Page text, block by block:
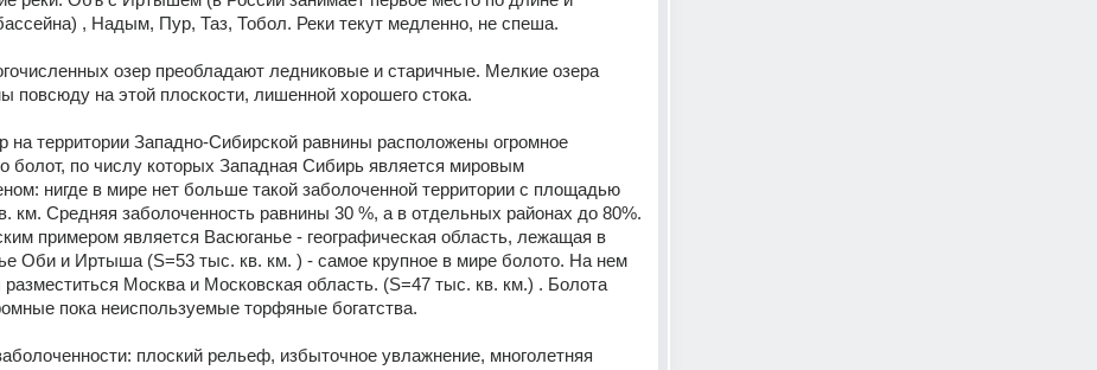
, Надым, Пур, Таз, Тобол. Реки текут медленно, не спеша.
озер преобладают ледниковые и старичные. Мелкие озера
повсюду на этой плоскости, лишенной хорошего стока.
на территории Западно-Сибирской равнины расположены огромное
болот, по числу которых Западная Сибирь является мировым
нигде в мире нет больше такой заболоченной территории с площадью
км. Средняя заболоченность равнины 30 %, а в отдельных районах до 80%.
примером является Васюганье - географическая область, лежащая в
Оби и Иртыша (S=53 тыс. кв. км. ) - самое крупное в мире болото. На нем
Москва и Московская область. (S=47 тыс. кв. км.) . Болота
пока неиспользуемые торфяные богатства.
плоский рельеф, избыточное увлажнение, многолетняя